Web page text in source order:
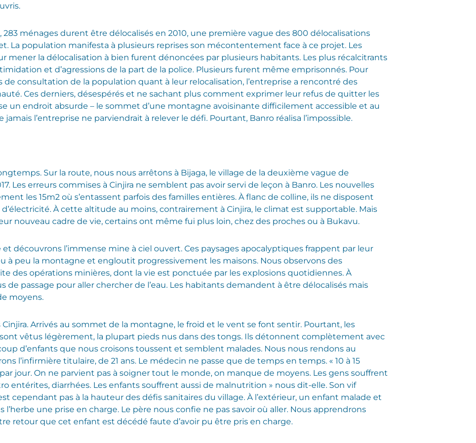
283 ménages durent être délocalisés en 2010, une première vague des 800 délocalisations
La population manifesta à plusieurs reprises son mécontentement face à ce projet. Les
mener la délocalisation à bien furent dénoncées par plusieurs habitants. Les plus récalcitrants
et d’agressions de la part de la police. Plusieurs furent même emprisonnés. Pour
consultation de la population quant à leur relocalisation, l’entreprise a rencontré des
Ces derniers, désespérés et ne sachant plus comment exprimer leur refus de quitter les
un endroit absurde – le sommet d’une montagne avoisinante difficilement accessible et au
l’entreprise ne parviendrait à relever le défi. Pourtant, Banro réalisa l’impossible.
Sur la route, nous nous arrêtons à Bijaga, le village de la deuxième vague de
Les erreurs commises à Cinjira ne semblent pas avoir servi de leçon à Banro. Les nouvelles
les 15m2 où s’entassent parfois des familles entières. À flanc de colline, ils ne disposent
À cette altitude au moins, contrairement à Cinjira, le climat est supportable. Mais
nouveau cadre de vie, certains ont même fui plus loin, chez des proches ou à Bukavu.
découvrons l’immense mine à ciel ouvert. Ces paysages apocalyptiques frappent par leur
à peu la montagne et engloutit progressivement les maisons. Nous observons des
des opérations minières, dont la vie est ponctuée par les explosions quotidiennes. À
de passage pour aller chercher de l’eau. Les habitants demandent à être délocalisés mais
moyens.
Cinjira. Arrivés au sommet de la montagne, le froid et le vent se font sentir. Pourtant, les
vêtus légèrement, la plupart pieds nus dans des tongs. Ils détonnent complètement avec
d’enfants que nous croisons toussent et semblent malades. Nous nous rendons au
l’infirmière titulaire, de 21 ans. Le médecin ne passe que de temps en temps. « 10 à 15
jour. On ne parvient pas à soigner tout le monde, on manque de moyens. Les gens souffrent
entérites, diarrhées. Les enfants souffrent aussi de malnutrition » nous dit-elle. Son vif
cependant pas à la hauteur des défis sanitaires du village. À l’extérieur, un enfant malade et
l’herbe une prise en charge. Le père nous confie ne pas savoir où aller. Nous apprendrons
retour que cet enfant est décédé faute d’avoir pu être pris en charge.